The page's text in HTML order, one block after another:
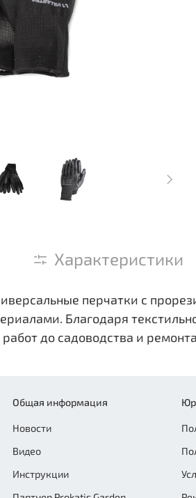
Характеристики
перчатки с
Благодаря
до садоводства и
Общая информация
Новости
Видео
Инструкции